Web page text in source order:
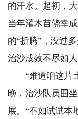
的汗水。起初，
当年灌木苗侥幸
的“折腾”，没过
治沙成效不尽如人
“难道咱这片土
晚，治沙队员围
展。“不如试试本